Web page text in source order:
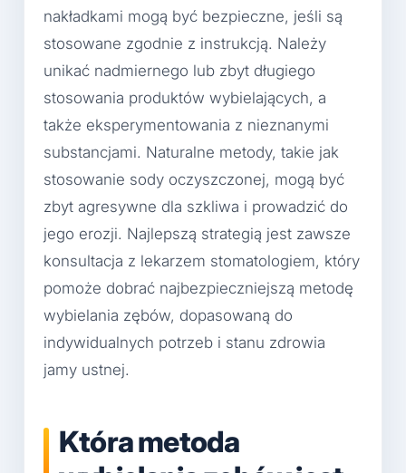
nakładkami mogą być bezpieczne, jeśli są
stosowane zgodnie z instrukcją. Należy
unikać nadmiernego lub zbyt długiego
stosowania produktów wybielających, a
także eksperymentowania z nieznanymi
substancjami. Naturalne metody, takie jak
stosowanie sody oczyszczonej, mogą być
zbyt agresywne dla szkliwa i prowadzić do
jego erozji. Najlepszą strategią jest zawsze
konsultacja z lekarzem stomatologiem, który
pomoże dobrać najbezpieczniejszą metodę
wybielania zębów, dopasowaną do
indywidualnych potrzeb i stanu zdrowia
jamy ustnej.
Która metoda